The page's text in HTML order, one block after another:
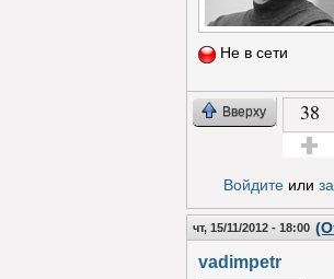
Не в сети
Вверху 38
Войдитеили
чт, 15/11/2012 - 18:00
vadimpetr